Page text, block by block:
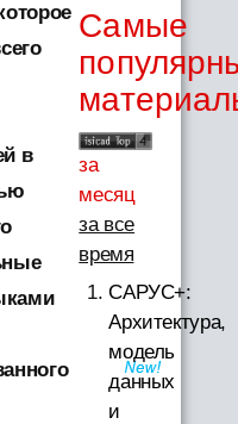
в
Самые
за
месяц
за все
время
САРУС+:
Архитектура,
модель
данных
и